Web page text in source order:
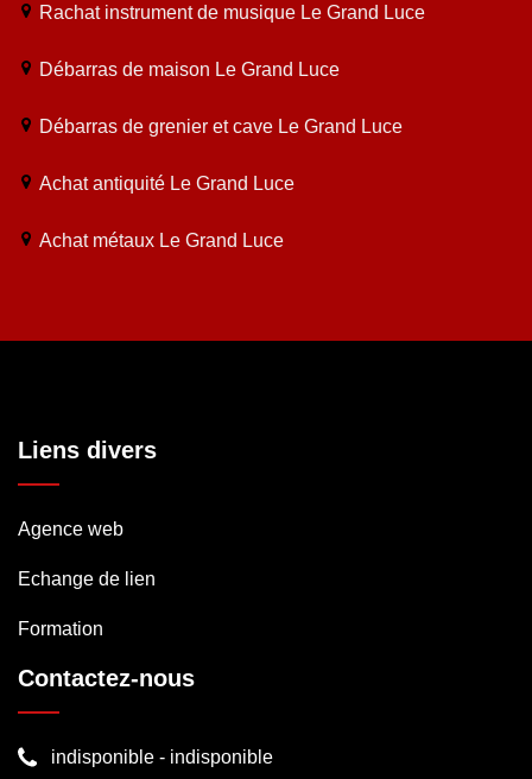
Rachat instrument de musique Le Grand Luce
Débarras de maison Le Grand Luce
Débarras de grenier et cave Le Grand Luce
Achat antiquité Le Grand Luce
Achat métaux Le Grand Luce
Liens divers
Agence web
Echange de lien
Formation
Contactez-nous
indisponible - indisponible